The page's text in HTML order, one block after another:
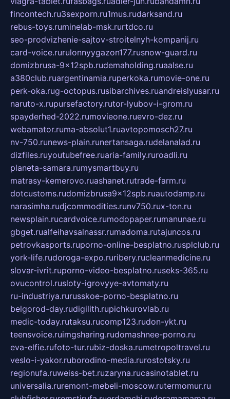
fincontech.ru3sexporn.ru1mus.rudarksand.ru
rebus-toys.ruminelab-msk.rurtdco.ru
seo-prodvizhenie-sajtov-stroitelnyh-kompanij.ru
card-voice.rurulonnyygazon177.rusnow-guard.ru
domizbrusa-9x12spb.rudemaholding.ruaalse.ru
a380club.ruargentinamia.ruperkoka.rumovie-one.ru
perk-oka.rug-octopus.rusibarchives.ruandreislyusar.ru
naruto-x.rupursefactory.rutor-lyubov-i-grom.ru
spayderhed-2022.rumovieone.ruevro-dez.ru
webamator.ruma-absolut1.ruavtopomosch27.ru
nv-750.runews-plain.runertansaga.rudelanalad.ru
dizfiles.ruyoutubefree.ruaria-family.ruroadli.ru
planeta-samara.rumysmartbuy.ru
matrasy-kemerovo.ruashanet.rutrade-farm.ru
dotcustoms.rudomizbrusa9x12spb.ruautodamp.ru
narasimha.rudjcommodities.runv750.rux-ton.ru
newsplain.rucardvoice.rumodopaper.rumanunae.ru
gbget.rualfeihavsalnassr.rumadoma.rutajuncos.ru
petrovkasports.ruporno-online-besplatno.rusplclub.ru
york-life.rudoroga-expo.ruribery.rucleanmedicine.ru
slovar-ivrit.ruporno-video-besplatno.ruseks-365.ru
ovucontrol.rusloty-igrovyye-avtomaty.ru
ru-industriya.rurusskoe-porno-besplatno.ru
belgorod-day.rudigilith.rupichkurovlab.ru
medic-today.rutaksu.rucomp123.rudon-ykt.ru
teensvoice.ruimgsharing.rudomashnee-porno.ru
eva-elfie.rufoto-tur.rubiz-doska.rumetropoltravel.ru
veslo-i-yakor.ruborodino-media.rurostotsky.ru
regionufa.ruweiss-bet.ruzaryna.rucasinotablet.ru
universalia.ruremont-mebeli-moscow.rutermomur.ru